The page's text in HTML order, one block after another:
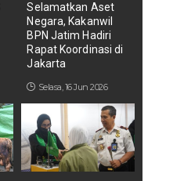
Selamatkan Aset
Negara, Kakanwil
BPN Jatim Hadiri
Rapat Koordinasi di
Jakarta
Selasa, 16 Jun 2026